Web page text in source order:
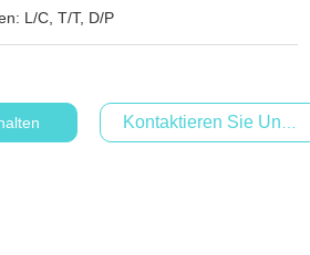
L/C, T/T, D/P
Kontaktieren Sie Uns